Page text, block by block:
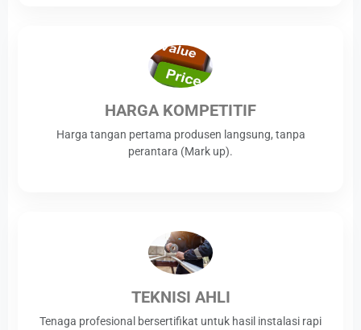
HARGA KOMPETITIF
Harga tangan pertama produsen langsung, tanpa
perantara (Mark up).
TEKNISI AHLI
Tenaga profesional bersertifikat untuk hasil instalasi rapi